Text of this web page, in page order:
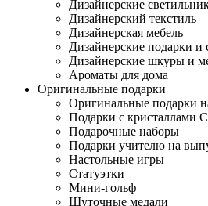
Дизайнерские
Дизайнерский текстиль
Дизайнерская мебель
Дизайнерские подарки и
Дизайнерские шкуры и
Ароматы для дома
Оригинальные подарки
Оригинальные подарки
Подарки с кристаллами
Подарочные наборы
Подарки учителю на
Настольные игры
Статуэтки
Мини-гольф
Шуточные медали